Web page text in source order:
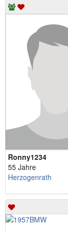
Ronny1234
55 Jahre
Herzogenrath